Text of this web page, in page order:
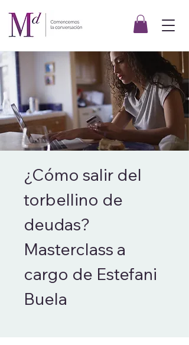
¿Cómo salir del
torbellino de
deudas?
Masterclass a
cargo de Estefani
Buela